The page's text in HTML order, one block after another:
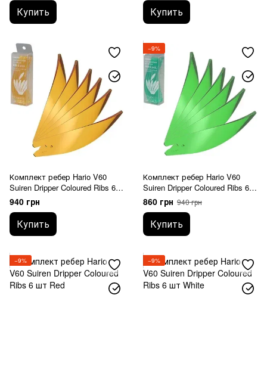
Купить Купить
Комплект ребер Hario V60
Suiren Dripper Coloured Ribs 6
шт Yellow
940 грн
Купить
−9%
Комплект ребер Hario V60
Suiren Dripper Coloured Ribs 6
шт Green
860 грн 940 грн
Купить
−9% −9%